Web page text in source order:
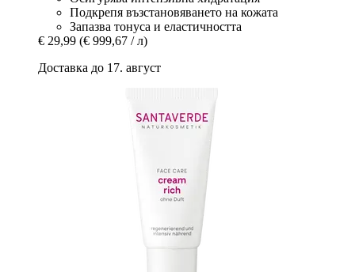
Подкрепя възстановяването на кожата
Запазва тонуса и еластичността
€ 29,99 (€ 999,67 / л)
Доставка до 17. август